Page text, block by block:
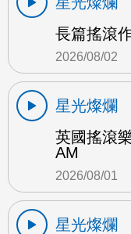
長篇搖滾
2026/08/02
星光燦爛
英國搖滾
AM
2026/08/01
星光燦爛